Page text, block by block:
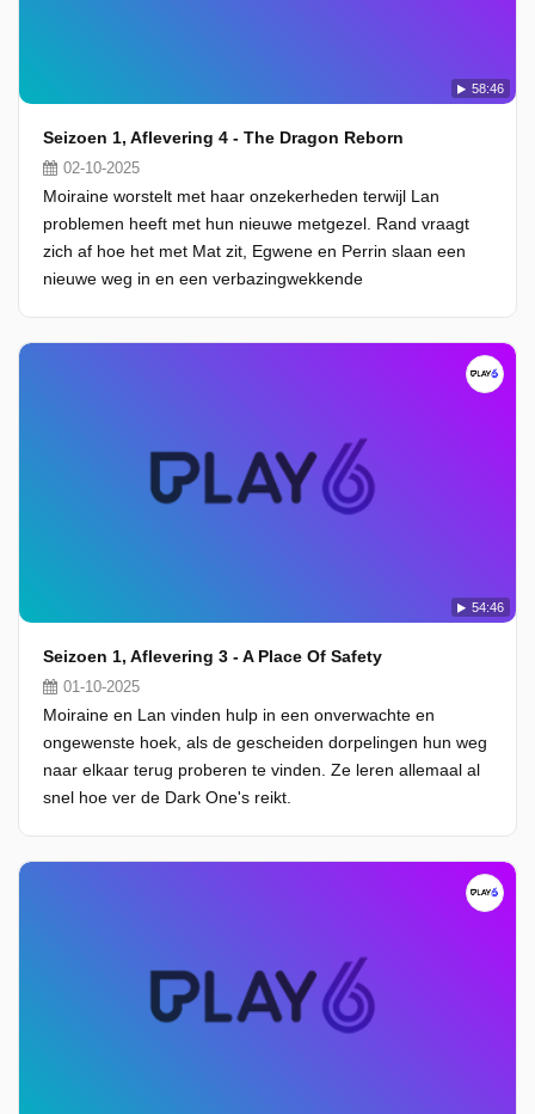
58:46
Seizoen 1, Aflevering 4 - The Dragon Reborn
02-10-2025
Moiraine worstelt met haar onzekerheden terwijl Lan
problemen heeft met hun nieuwe metgezel. Rand vraagt
zich af hoe het met Mat zit, Egwene en Perrin slaan een
nieuwe weg in en een verbazingwekkende
54:46
Seizoen 1, Aflevering 3 - A Place Of Safety
01-10-2025
Moiraine en Lan vinden hulp in een onverwachte en
ongewenste hoek, als de gescheiden dorpelingen hun weg
naar elkaar terug proberen te vinden. Ze leren allemaal al
snel hoe ver de Dark One's reikt.